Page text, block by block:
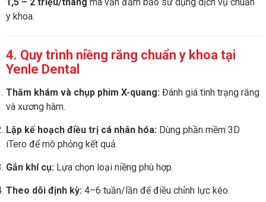
y khoa.
4. Quy trình niềng răng chuẩn y khoa tại
Yenle Dental
Thăm khám và chụp phim X-quang: Đánh giá tình trạng răng
và xương hàm.
Lập kế hoạch điều trị cá nhân hóa: Dùng phần mềm 3D
iTero để mô phỏng kết quả.
Gắn khí cụ: Lựa chọn loại niềng phù hợp.
Theo dõi định kỳ: 4–6 tuần/lần để điều chỉnh lực kéo.